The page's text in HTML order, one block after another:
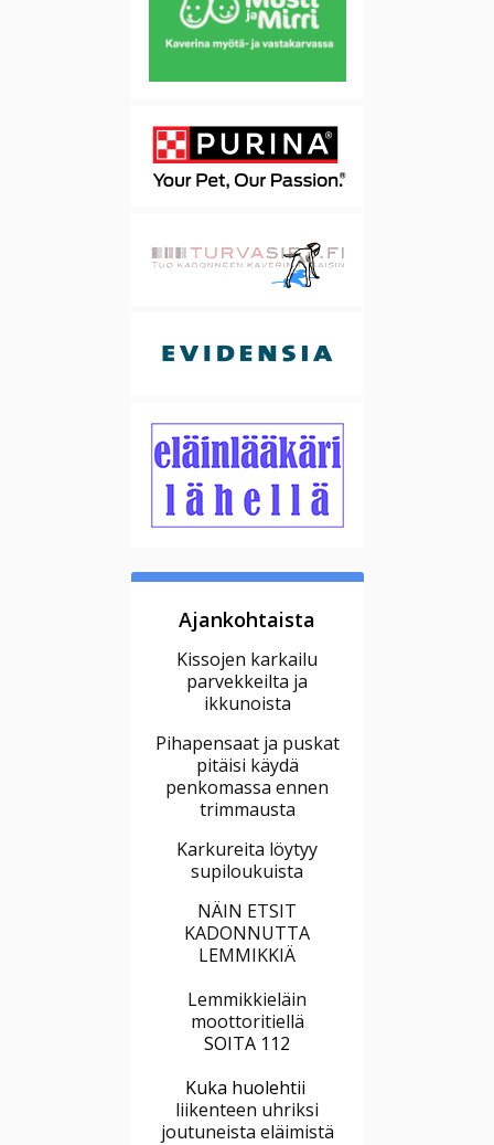
Ajankohtaista
Kissojen karkailu
parvekkeilta ja
ikkunoista
Pihapensaat ja puskat
pitäisi käydä
penkomassa ennen
trimmausta
Karkureita löytyy
supiloukuista
NÄIN ETSIT
KADONNUTTA
LEMMIKKIÄ
Lemmikkieläin
moottoritiellä
SOITA 112
Kuka huolehtii
liikenteen uhriksi
joutuneista eläimistä